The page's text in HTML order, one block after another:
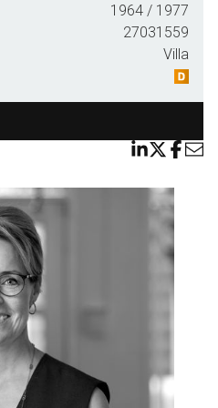
har en dejlig lukket have
og et stort flisebelagt areal
plads til ekstra parkering eller
opvarmes med fjernvarme
varmepumpe og en ny
lyse køkken/alrum fra 2006 er
om madlavning,
i gode venners selskab. Det
lyse fronter og en stor,
for alle aktiviteter. Fra
og stue - også her er der
komplementerer
og fra stuen er der udgang til
havestue. Havestuen er opført
og skøn
1964 / 1977
27031559
Villa